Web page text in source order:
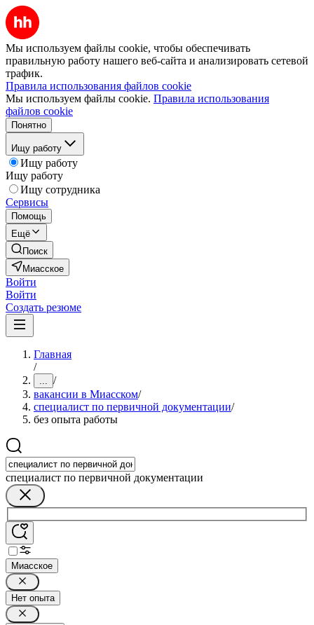
Мы используем файлы cookie, чтобы обеспечивать
правильную работу нашего веб-сайта и анализировать сетевой
трафик.
Правила использования файлов cookie
Мы используем файлы cookie. Правила использования
файлов cookie
Понятно
Ищу работу
Ищу работу
Ищу работу
Ищу сотрудника
Сервисы
Помощь
Ещё
Поиск
Миасское
Войти
Войти
Создать резюме
Главная
/
... /
вакансии в Миасском/
специалист по первичной документации/
без опыта работы
специалист по первичной документации
Миасское
Нет опыта